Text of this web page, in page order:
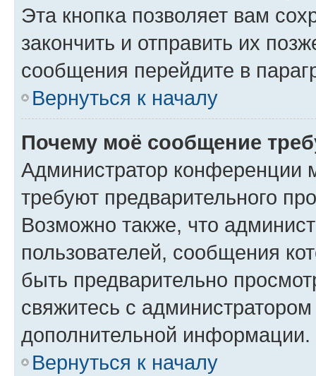
Эта кнопка позволяет вам
закончить и отправить их
сообщения перейдите в
Вернуться к началу
Почему моё сообщение
Администратор конференции
требуют предварительного
Возможно также, что
пользователей, сообщения
быть предварительно
свяжитесь с
дополнительной информации.
Вернуться к началу